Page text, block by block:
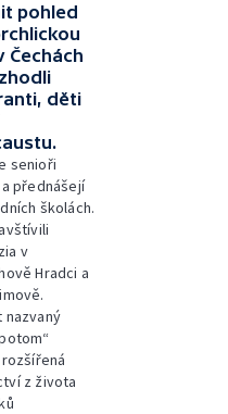
pohled
Čechách
děti
senioři
přednášejí
školách.
v
Hradci a
nazvaný
z života